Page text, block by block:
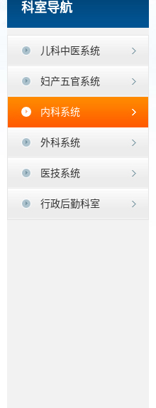
科室导航
儿科中医系统
妇产五官系统
内科系统
外科系统
医技系统
行政后勤科室